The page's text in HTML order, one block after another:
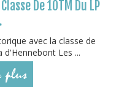
De 1OTM Du LP
avec la classe de
d'Hennebont Les ...
plus